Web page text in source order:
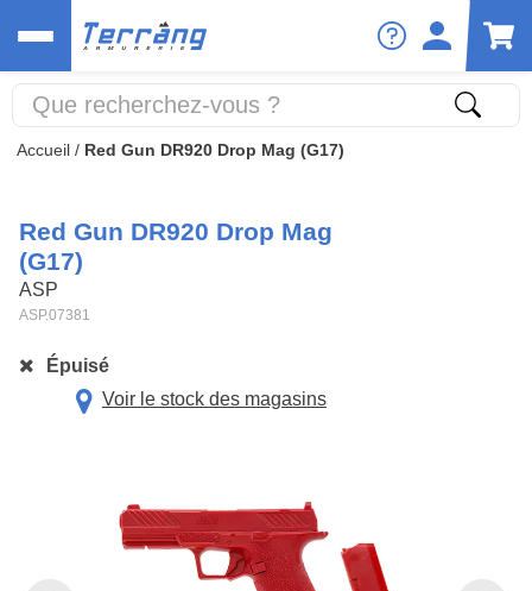
Accueil / Red Gun DR920 Drop Mag (G17)
Red Gun DR920 Drop Mag
(G17)
ASP
ASP.07381
Épuisé
Voir le stock des magasins